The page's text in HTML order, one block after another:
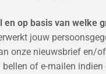
en op basis van welke
jouw
onze nieuwsbrief en/
bellen of e-mailen